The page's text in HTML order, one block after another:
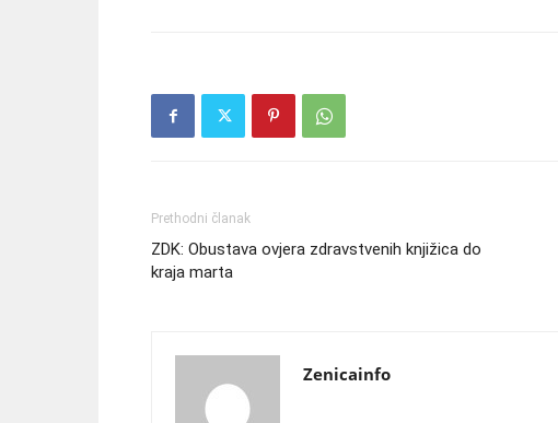
Prethodni članak
ZDK: Obustava ovjera zdravstvenih knjižica do
kraja marta
Zenicainfo